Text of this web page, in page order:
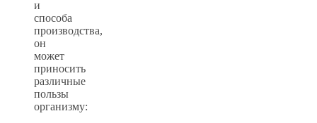
и
способа
производства,
он
может
приносить
различные
пользы
организму: